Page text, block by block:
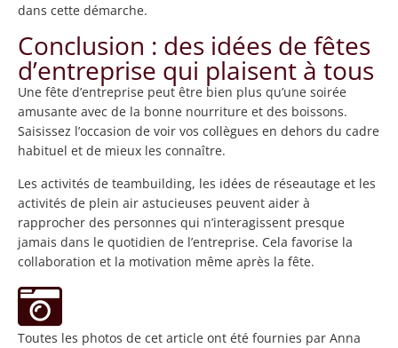
dans cette démarche.
Conclusion : des idées de fêtes
d’entreprise qui plaisent à tous
Une fête d’entreprise peut être bien plus qu’une soirée
amusante avec de la bonne nourriture et des boissons.
Saisissez l’occasion de voir vos collègues en dehors du cadre
habituel et de mieux les connaître.
Les activités de teambuilding, les idées de réseautage et les
activités de plein air astucieuses peuvent aider à
rapprocher des personnes qui n’interagissent presque
jamais dans le quotidien de l’entreprise. Cela favorise la
collaboration et la motivation même après la fête.
Toutes les photos de cet article ont été fournies par Anna